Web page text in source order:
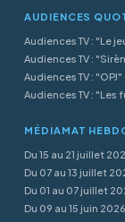
AUDIENCES
Audiences TV : "Le
Audiences TV :
Audiences TV :
Audiences TV :
MÉDIAMAT
Du 15 au 21 juillet
Du 07 au 13 juillet
Du 01 au 07 juillet
Du 09 au 15 juin 2026